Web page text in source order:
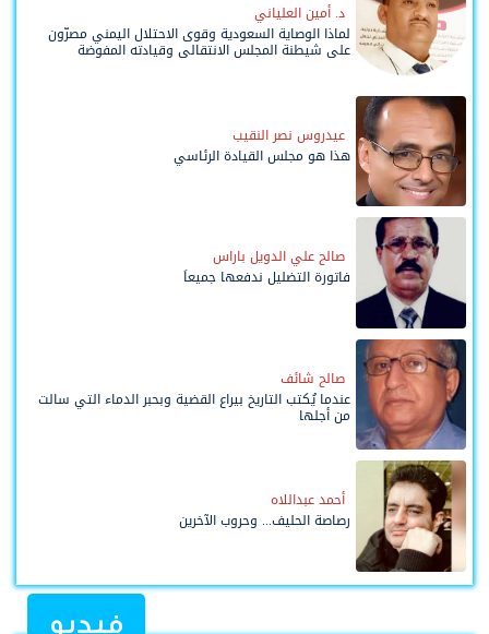
د. أمين العلياني
لماذا الوصاية السعودية وقوى الاحتلال اليمني مصرّون
على شيطنة المجلس الانتقالي وقيادته المفوضة
عيدروس نصر النقيب
هذا هو مجلس القيادة الرئاسي
صالح علي الدويل باراس
فاتورة التضليل ندفعها جميعاً
صالح شائف
عندما يُكتب التاريخ بيراع القضية وبحبر الدماء التي سالت
من أجلها
أحمد عبداللاه
رصاصة الحليف... وحروب الآخرين
فيديو